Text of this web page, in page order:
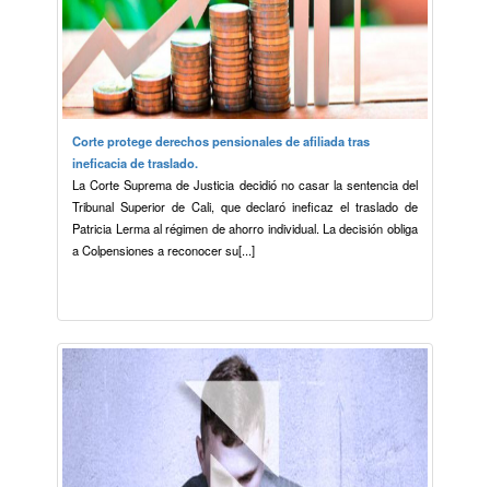
Corte protege derechos pensionales de afiliada tras
ineficacia de traslado.
La Corte Suprema de Justicia decidió no casar la sentencia del
Tribunal Superior de Cali, que declaró ineficaz el traslado de
Patricia Lerma al régimen de ahorro individual. La decisión obliga
a Colpensiones a reconocer su[...]